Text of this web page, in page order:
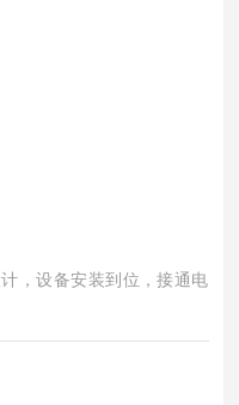
，设备安装到位，接通电
一整套的制冷系统